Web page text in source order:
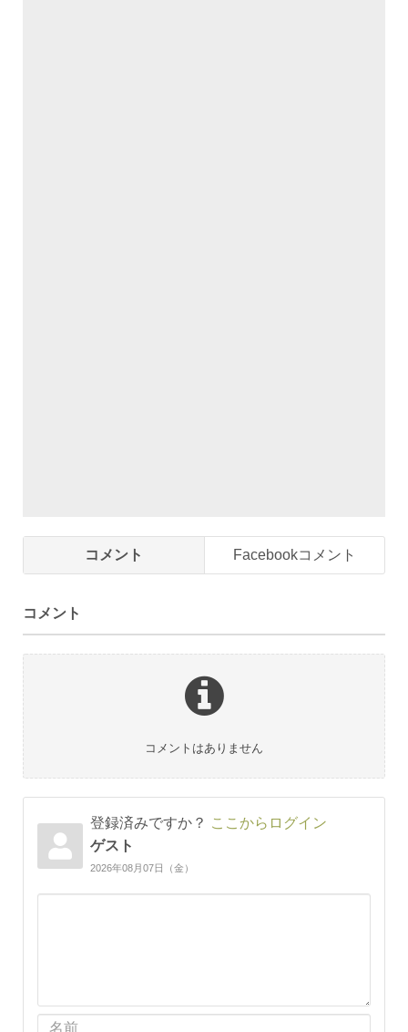
コメント Facebookコメント
コメント
コメントはありません
登録済みですか？ ここからログイン
ゲスト
2026年08月07日（金）